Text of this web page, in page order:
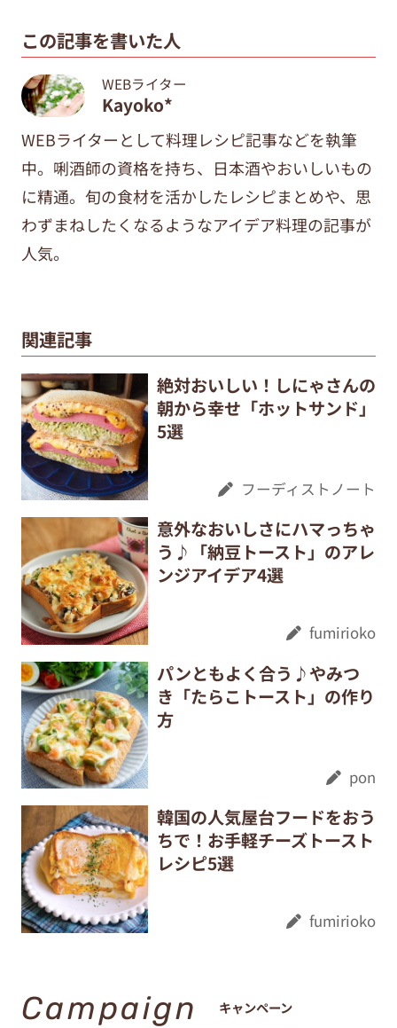
この記事を書いた人
WEBライター
Kayoko*
WEBライターとして料理レシピ記事などを執筆
中。唎酒師の資格を持ち、日本酒やおいしいもの
に精通。旬の食材を活かしたレシピまとめや、思
わずまねしたくなるようなアイデア料理の記事が
人気。
関連記事
絶対おいしい！しにゃさんの
朝から幸せ「ホットサンド」
5選
フーディストノート
意外なおいしさにハマっちゃ
う♪「納豆トースト」のアレ
ンジアイデア4選
fumirioko
パンともよく合う♪やみつ
き「たらこトースト」の作り
方
pon
韓国の人気屋台フードをおう
ちで！お手軽チーズトースト
レシピ5選
fumirioko
Campaign キャンペーン